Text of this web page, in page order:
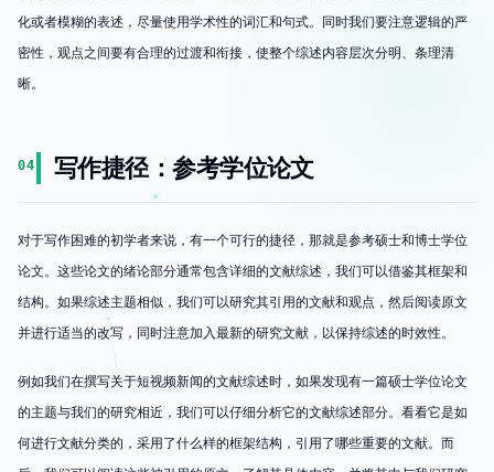
化或者模糊的表述，尽量使用学术性的词汇和句式。同时我们要注意逻辑的严
密性，观点之间要有合理的过渡和衔接，使整个综述内容层次分明、条理清
晰。
04 写作捷径：参考学位论文
对于写作困难的初学者来说，有一个可行的捷径，那就是参考硕士和博士学位
论文。这些论文的绪论部分通常包含详细的文献综述，我们可以借鉴其框架和
结构。如果综述主题相似，我们可以研究其引用的文献和观点，然后阅读原文
并进行适当的改写，同时注意加入最新的研究文献，以保持综述的时效性。
例如我们在撰写关于短视频新闻的文献综述时，如果发现有一篇硕士学位论文
的主题与我们的研究相近，我们可以仔细分析它的文献综述部分。看看它是如
何进行文献分类的，采用了什么样的框架结构，引用了哪些重要的文献。而